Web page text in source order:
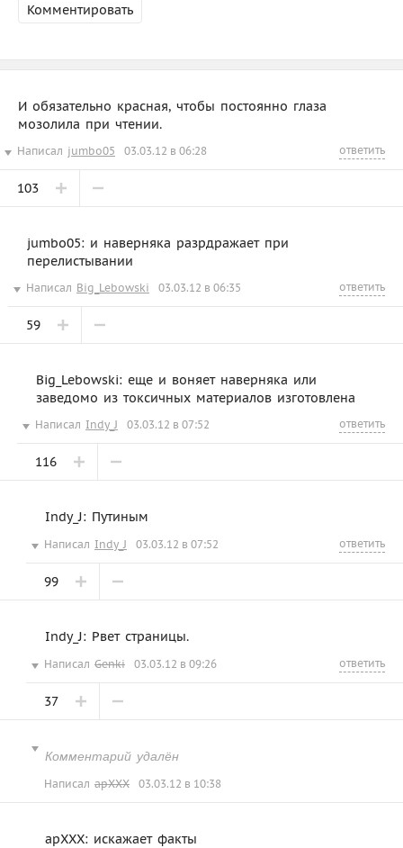
Комментировать
И обязательно красная, чтобы постоянно глаза
мозолила при чтении.
Написал jumbo05 03.03.12 в 06:28 ответить
103
jumbo05: и наверняка разрдражает при
перелистывании
Написал Big_Lebowski 03.03.12 в 06:35 ответить
59
Big_Lebowski: еще и воняет наверняка или
заведомо из токсичных материалов изготовлена
Написал Indy_J 03.03.12 в 07:52 ответить
116
Indy_J: Путиным
Написал Indy_J 03.03.12 в 07:52 ответить
99
Indy_J: Рвет страницы.
Написал Genki 03.03.12 в 09:26 ответить
37
Комментарий удалён
Написал apXXX 03.03.12 в 10:38
apXXX: искажает факты